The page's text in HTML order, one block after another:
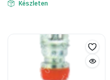
Készleten